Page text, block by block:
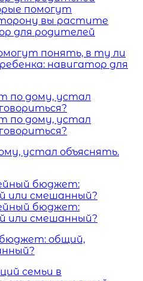
понять, в ту ли
навигатор для
устал объяснять.
общий,